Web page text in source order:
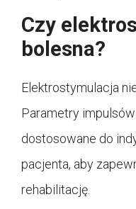
Czy
bolesna?
Elektrostymulacja
Parametry
dostosowane do
pacjenta, aby
rehabilitację.